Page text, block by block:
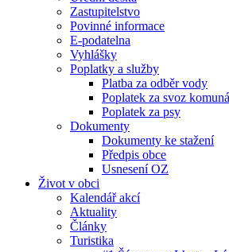
Zastupitelstvo
Povinné informace
E-podatelna
Vyhlášky
Poplatky a služby
Platba za odběr vody
Poplatek za svoz
Poplatek za psy
Dokumenty
Dokumenty ke stažení
Předpis obce
Usnesení OZ
Život v obci
Kalendář akcí
Aktuality
Články
Turistika